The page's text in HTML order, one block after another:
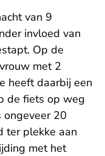
van 9
invloed van
Op de
met 2
heeft daarbij een
de fiets op weg
ongeveer 20
ter plekke aan
met het